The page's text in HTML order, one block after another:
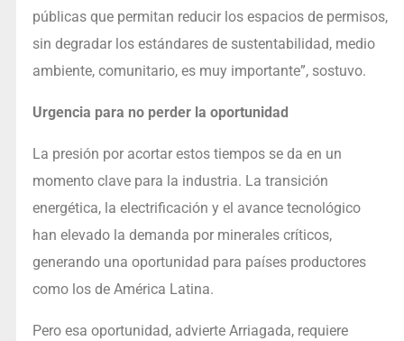
públicas que permitan reducir los espacios de permisos,
sin degradar los estándares de sustentabilidad, medio
ambiente, comunitario, es muy importante”, sostuvo.
Urgencia para no perder la oportunidad
La presión por acortar estos tiempos se da en un
momento clave para la industria. La transición
energética, la electrificación y el avance tecnológico
han elevado la demanda por minerales críticos,
generando una oportunidad para países productores
como los de América Latina.
Pero esa oportunidad, advierte Arriagada, requiere